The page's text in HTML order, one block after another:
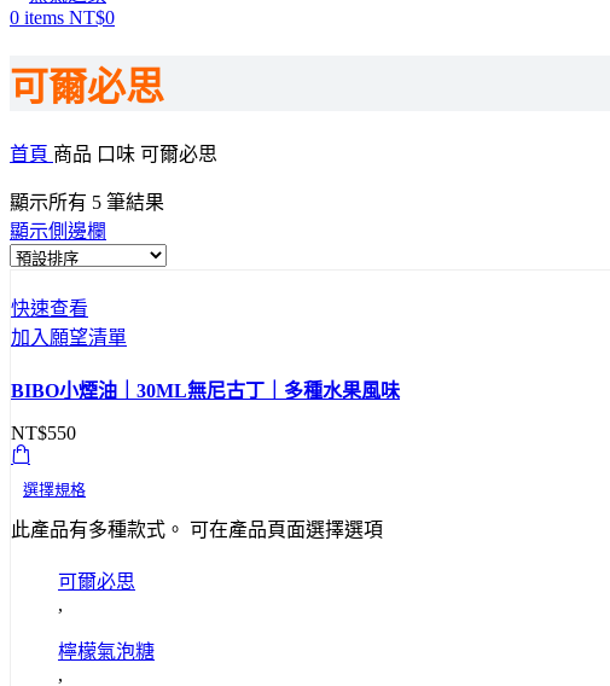
0 items NT$0
可爾必思
首頁 商品 口味 可爾必思
顯示所有 5 筆結果
顯示側邊欄
快速查看
加入願望清單
BIBO小煙油｜30ML無尼古丁｜多種水果風味
NT$550
選擇規格
此產品有多種款式。 可在產品頁面選擇選項
可爾必思
,
檸檬氣泡糖
,